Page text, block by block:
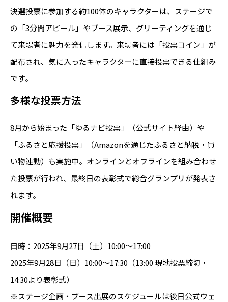
決選投票に参加する約100体のキャラクターは、ステージで
の「3分間アピール」やブース展示、グリーティングを通じ
て来場者に魅力を発信します。来場者には「投票コイン」が
配布され、気に入ったキャラクターに直接投票できる仕組み
です。
多様な投票方法
8月から始まった「ゆるナビ投票」（公式サイト経由）や
「ふるさと応援投票」（Amazonを通じたふるさと納税・買
い物連動）も実施中。オンラインとオフラインを組み合わせ
た投票が行われ、最終日の表彰式で総合グランプリが発表さ
れます。
開催概要
日時 ：2025年9月27日（土）10:00～17:00
2025年9月28日（日）10:00～17:30（13:00 現地投票締切・
14:30より表彰式）
※ステージ企画・ブース出展のスケジュールは後日公式ウェ